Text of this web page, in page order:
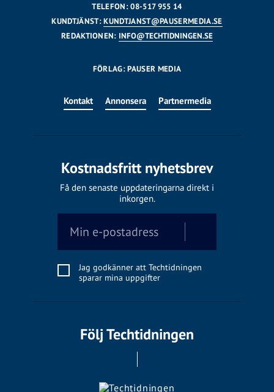
TELEFON: 08-517 955 14
KUNDTJÄNST:KUNDTJANST@PAUSERMEDIA.SE
REDAKTIONEN: INFO@TECHTIDNINGEN.SE
FÖRLAG: PAUSER MEDIA
Kontakt Annonsera Partnermedia
Kostnadsfritt nyhetsbrev
Få den senaste uppdateringarna direkt i
inkorgen.
Jag godkänner att Techtidningen
sparar mina uppgifter
Följ Techtidningen